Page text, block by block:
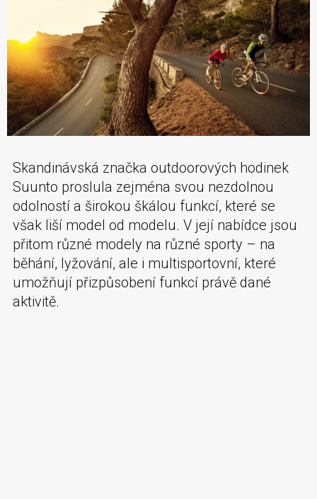
Skandinávská značka outdoorových hodinek
Suunto proslula zejména svou nezdolnou
odolností a širokou škálou funkcí, které se
však liší model od modelu. V její nabídce jsou
přitom různé modely na různé sporty – na
běhání, lyžování, ale i multisportovní, které
umožňují přizpůsobení funkcí právě dané
aktivitě.